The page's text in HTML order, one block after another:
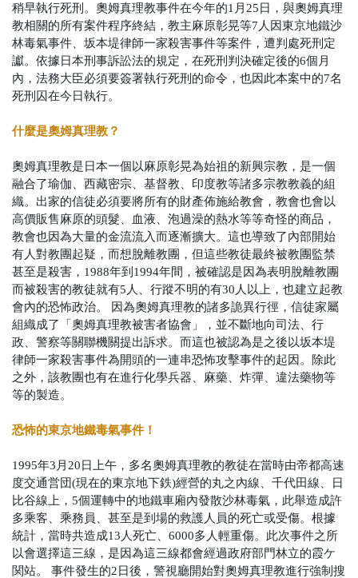
稍早執行死刑。奧姆真理教事件在今年的1月25日，與奧姆真理
教相關的所有案件程序終結，教主麻原彰晃等7人因東京地鐵沙
林毒氣事件、坂本堤律師一家殺害事件等案件，遭判處死刑定
讞。依據日本刑事訴訟法的規定，在死刑判決確定後的6個月
內，法務大臣必須要簽署執行死刑的命令，也因此本案中的7名
死刑囚在今日執行。
什麼是奧姆真理教？
奧姆真理教是日本一個以麻原彰晃為始祖的新興宗教，是一個
融合了瑜伽、西藏密宗、基督教、印度教等諸多宗教教義的組
織。出家的信徒必須要將所有的財產佈施給教會，教會也會以
高價販售麻原的頭髮、血液、泡過澡的熱水等等奇怪的商品，
教會也因為大量的金流流入而逐漸擴大。這也導致了內部開始
有人對教團起疑，而想脫離教團，但這些教徒最終被教團監禁
甚至是殺害，1988年到1994年間，被確認是因為表明脫離教團
而被殺害的教徒就有5人、行蹤不明的有30人以上，也建立起教
會內的恐怖政治。
因為奧姆真理教的諸多詭異行徑，信徒家屬
組織成了「奧姆真理教被害者協會」，並不斷地向司法、行
政、警察等關聯機關提出訴求。而這也被認為是之後以坂本堤
律師一家殺害事件為開頭的一連串恐怖攻擊事件的起因。除此
之外，該教團也有在進行化學兵器、麻藥、炸彈、違法藥物等
等的製造。
恐怖的東京地鐵毒氣事件！
1995年3月20日上午，多名奧姆真理教的教徒在當時由帝都高速
度交通営団(現在的東京地下鉄)經營的丸之內線、千代田線、日
比谷線上，5個運轉中的地鐵車廂內發散沙林毒氣，此舉造成許
多乘客、乘務員、甚至是到場的救護人員的死亡或受傷。根據
統計，當時共造成13人死亡、6000多人輕重傷。此次事件之所
以會選擇這三線，是因為這三線都會經過政府部門林立的霞ケ
関站。
事件發生的2日後，警視廳開始對奧姆真理教進行強制搜